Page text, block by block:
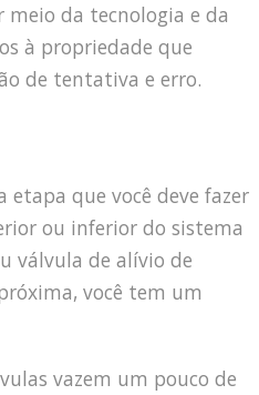
meio da tecnologia e da
à propriedade que
de tentativa e erro.
etapa que você deve fazer
ou inferior do sistema
válvula de alívio de
você tem um
vazem um pouco de